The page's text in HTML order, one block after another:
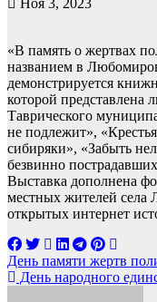
Ноя 3, 2023
«В память о жертвах
названием в
демонстрируется
которой представлена
Таврического
не подлежит»,
сибиряки», «Забыть
безвинно
Выставка дополнена
местных жителей села
открытых интернет
Навигация
по
День памяти жертв
День народного